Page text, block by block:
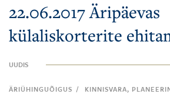
22.06.2017 Äripäevas
külaliskorterite
UUDIS
ÄRIÜHINGUÕIGUS / KINNISVARA,